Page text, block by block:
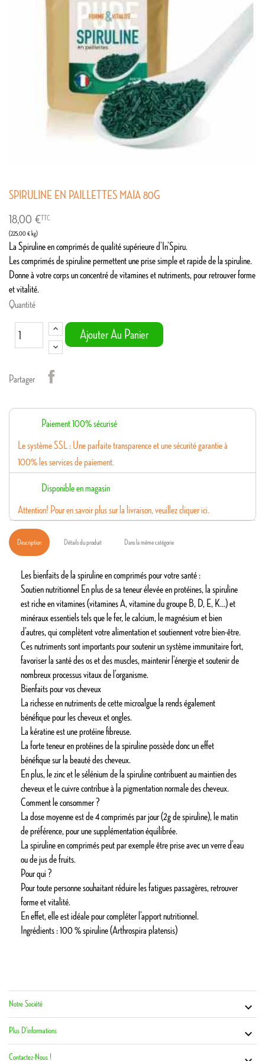
SPIRULINE EN PAILLETTES MAIA 80G
18,00 €
(225,00 € kg)
TTC
La Spiruline en comprimés de qualité supérieure d’In’Spiru.
Les comprimés de spiruline permettent une prise simple et rapide de la spiruline.
Donne à votre corps un concentré de vitamines et nutriments, pour retrouver forme
et vitalité.
Quantité
Ajouter Au Panier
Partager
Paiement 100% sécurisé
Le système SSL : Une parfaite transparence et une sécurité garantie à
100% les services de paiement.
Disponible en magasin
Attention! Pour en savoir plus sur la livraison, veuillez cliquer ici.
Description Détails du produit Dans la même catégorie
Les bienfaits de la spiruline en comprimés pour votre santé :
Soutien nutritionnel En plus de sa teneur élevée en protéines, la spiruline
est riche en vitamines (vitamines A, vitamine du groupe B, D, E, K…) et
minéraux essentiels tels que le fer, le calcium, le magnésium et bien
d’autres, qui complètent votre alimentation et soutiennent votre bien-être.
Ces nutriments sont importants pour soutenir un système immunitaire fort,
favoriser la santé des os et des muscles, maintenir l’énergie et soutenir de
nombreux processus vitaux de l’organisme.
Bienfaits pour vos cheveux
La richesse en nutriments de cette microalgue la rends également
bénéfique pour les cheveux et ongles.
La kératine est une protéine fibreuse.
La forte teneur en protéines de la spiruline possède donc un effet
bénéfique sur la beauté des cheveux.
En plus, le zinc et le sélénium de la spiruline contribuent au maintien des
cheveux et le cuivre contribue à la pigmentation normale des cheveux.
Comment le consommer ?
La dose moyenne est de 4 comprimés par jour (2g de spiruline), le matin
de préférence, pour une supplémentation équilibrée.
La spiruline en comprimés peut par exemple être prise avec un verre d’eau
ou de jus de fruits.
Pour qui ?
Pour toute personne souhaitant réduire les fatigues passagères, retrouver
forme et vitalité.
En effet, elle est idéale pour compléter l’apport nutritionnel.
Ingrédients : 100 % spiruline (Arthrospira platensis)
Notre Société 
Plus D'informations 
Contactez-Nous !
